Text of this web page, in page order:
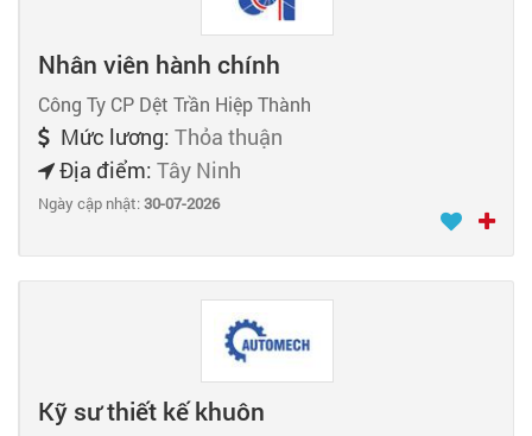
Nhân viên hành chính
Công Ty CP Dệt Trần Hiệp Thành
Mức lương: Thỏa thuận
Địa điểm: Tây Ninh
Ngày cập nhật:30-07-2026
Kỹ sư thiết kế khuôn